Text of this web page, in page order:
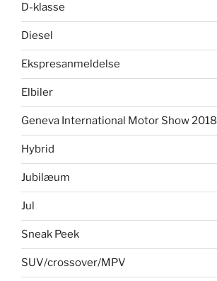
D-klasse
Diesel
Ekspresanmeldelse
Elbiler
Geneva International Motor Show 2018
Hybrid
Jubilæum
Jul
Sneak Peek
SUV/crossover/MPV